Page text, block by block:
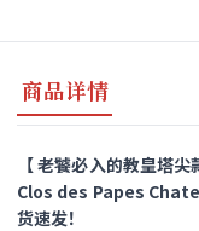
商品详情
【 老饕必入的教皇塔
Clos des Papes
货速发！